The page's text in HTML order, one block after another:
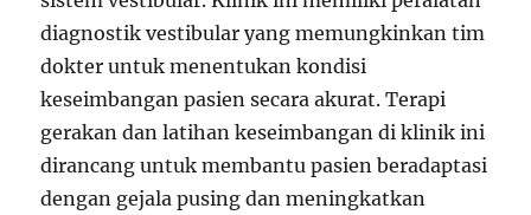
diagnostik vestibular yang memungkinkan tim
dokter untuk menentukan kondisi
keseimbangan pasien secara akurat. Terapi
gerakan dan latihan keseimbangan di klinik ini
dirancang untuk membantu pasien beradaptasi
dengan gejala pusing dan meningkatkan